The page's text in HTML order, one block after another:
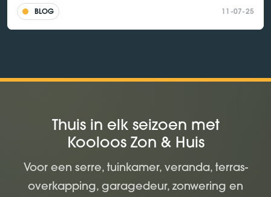
BLOG 11-07-25
Thuis in elk seizoen met
Kooloos Zon & Huis
Voor een serre, tuinkamer, veranda, terras-
overkapping, garagedeur, zonwering en